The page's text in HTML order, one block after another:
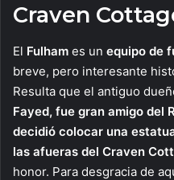
Craven
El Fulham es un equipo de
breve, pero interesante
Resulta que el antiguo
Fayed, fue gran amigo del
decidió colocar una
las afueras del Craven
honor. Para desgracia de